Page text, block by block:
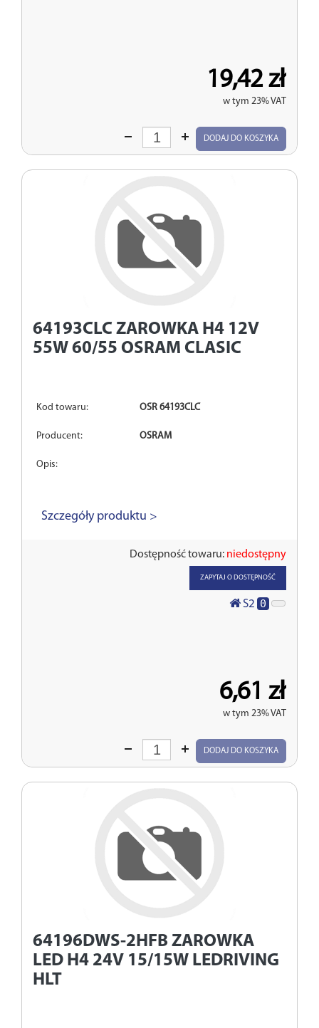
19,42 zł
w tym 23% VAT
Wprowadź
DODAJ DO KOSZYKA
64193CLC ZAROWKA H4 12V
55W 60/55 OSRAM CLASIC
Kod towaru: OSR 64193CLC
Producent: OSRAM
Opis:
Szczegóły produktu >
Dostępność towaru: niedostępny
ZAPYTAJ O DOSTĘPNOŚĆ
S2 0
6,61 zł
w tym 23% VAT
Wprowadź
DODAJ DO KOSZYKA
64196DWS-2HFB ZAROWKA
LED H4 24V 15/15W LEDRIVING
HLT